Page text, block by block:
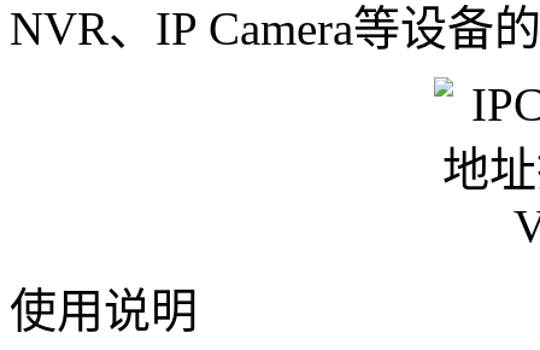
NVR、IP Camera等设备
使用说明